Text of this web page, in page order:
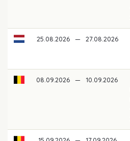
25.08.2026 — 27.08.2026
08.09.2026 — 10.09.2026